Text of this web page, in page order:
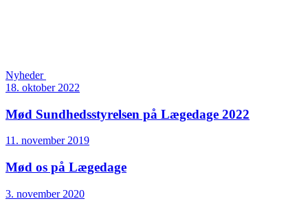
Nyheder
18. oktober 2022
Mød Sundhedsstyrelsen på Lægedage 2022
11. november 2019
Mød os på Lægedage
3. november 2020